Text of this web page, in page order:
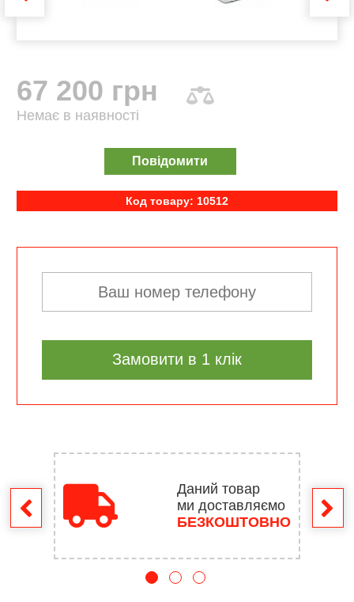
67 200 грн
Немає в наявності
Повідомити
Код товару: 10512
Замовити в 1 клік
Даний товар
ми доставляємо
БЕЗКОШТОВНО